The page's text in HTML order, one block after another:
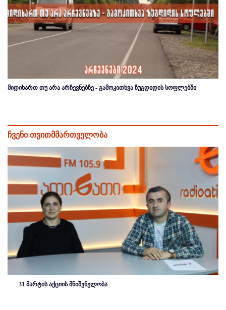
მიდიხართ თუ არა არჩევნებზე - გამოკითხვა ზუგდიდის სოფლებში
ჩვენი თვითმმართველობა
31 მარტის აქციის მნიშვნელობა